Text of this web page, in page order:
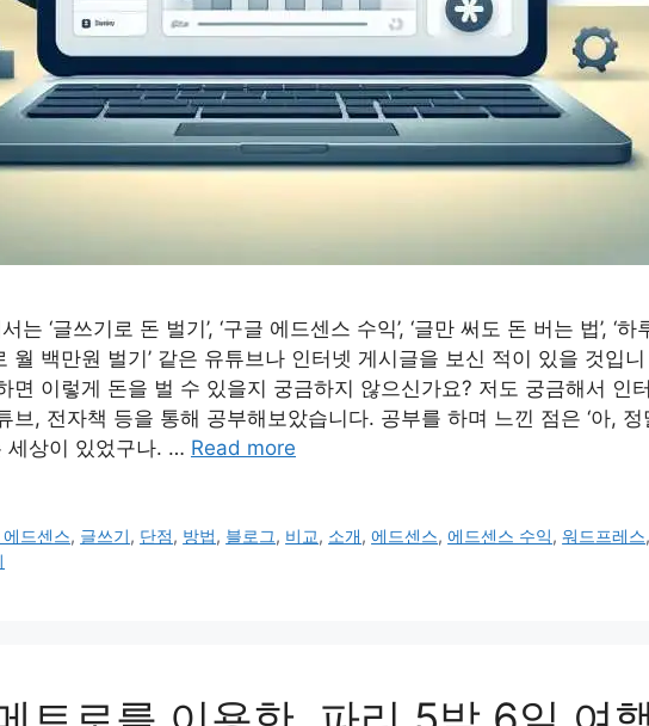
는 ‘글쓰기로 돈 벌기’, ‘구글 에드센스 수익’, ‘글만 써도 돈 버는 법’, ‘하
월 백만원 벌기’ 같은 유튜브나 인터넷 게시글을 보신 적이 있을 것입니
면 이렇게 돈을 벌 수 있을지 궁금하지 않으신가요? 저도 궁금해서 인터
브, 전자책 등을 통해 공부해보았습니다. 공부를 하며 느낀 점은 ‘아, 정
세상이 있었구나. … Read more
에드센스, 글쓰기, 단점, 방법, 블로그, 비교, 소개,에드센스,에드센스 수익,워드프레스,